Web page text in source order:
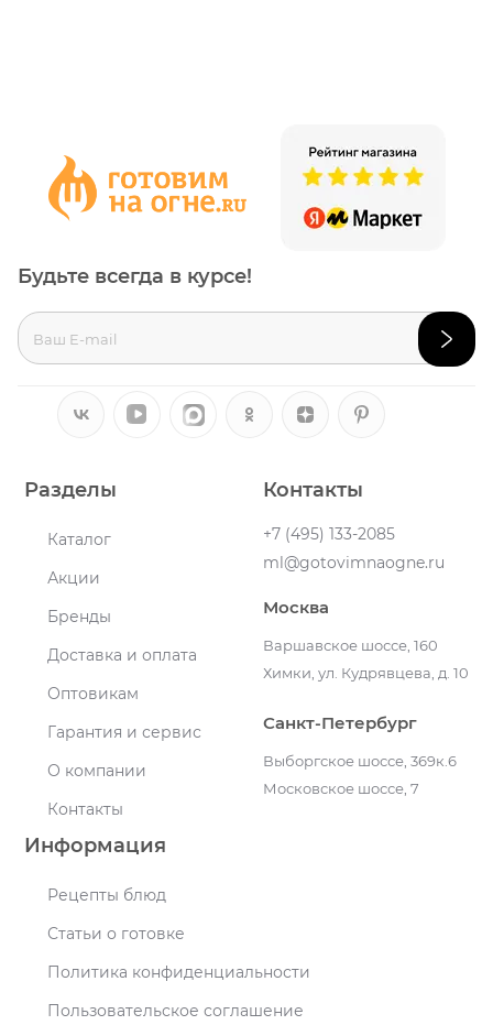
Разделы
Каталог
Акции
Бренды
Доставка и оплата
Оптовикам
Гарантия и сервис
О компании
Контакты
Информация
Рецепты блюд
Статьи о готовке
Политика конфиденциальности
Пользовательское соглашение
Контакты
+7 (495) 133-2085
ml@gotovimnaogne.ru
Москва
Варшавское шоссе, 160
Химки, ул. Кудрявцева, д. 10
Санкт-Петербург
Выборгское шоссе, 369к.6
Московское шоссе, 7
Будьте всегда в курсе!